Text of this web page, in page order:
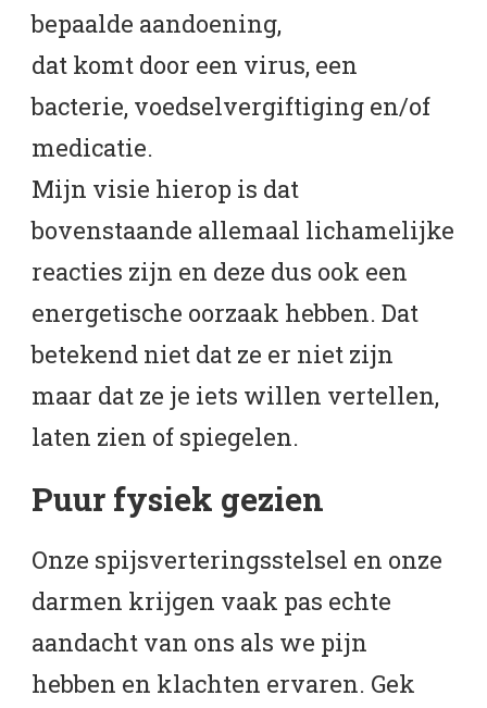
bepaalde aandoening,
dat komt door een virus, een
bacterie, voedselvergiftiging en/of
medicatie.
Mijn visie hierop is dat
bovenstaande allemaal lichamelijke
reacties zijn en deze dus ook een
energetische oorzaak hebben. Dat
betekend niet dat ze er niet zijn
maar dat ze je iets willen vertellen,
laten zien of spiegelen.
Puur fysiek gezien
Onze spijsverteringsstelsel en onze
darmen krijgen vaak pas echte
aandacht van ons als we pijn
hebben en klachten ervaren. Gek